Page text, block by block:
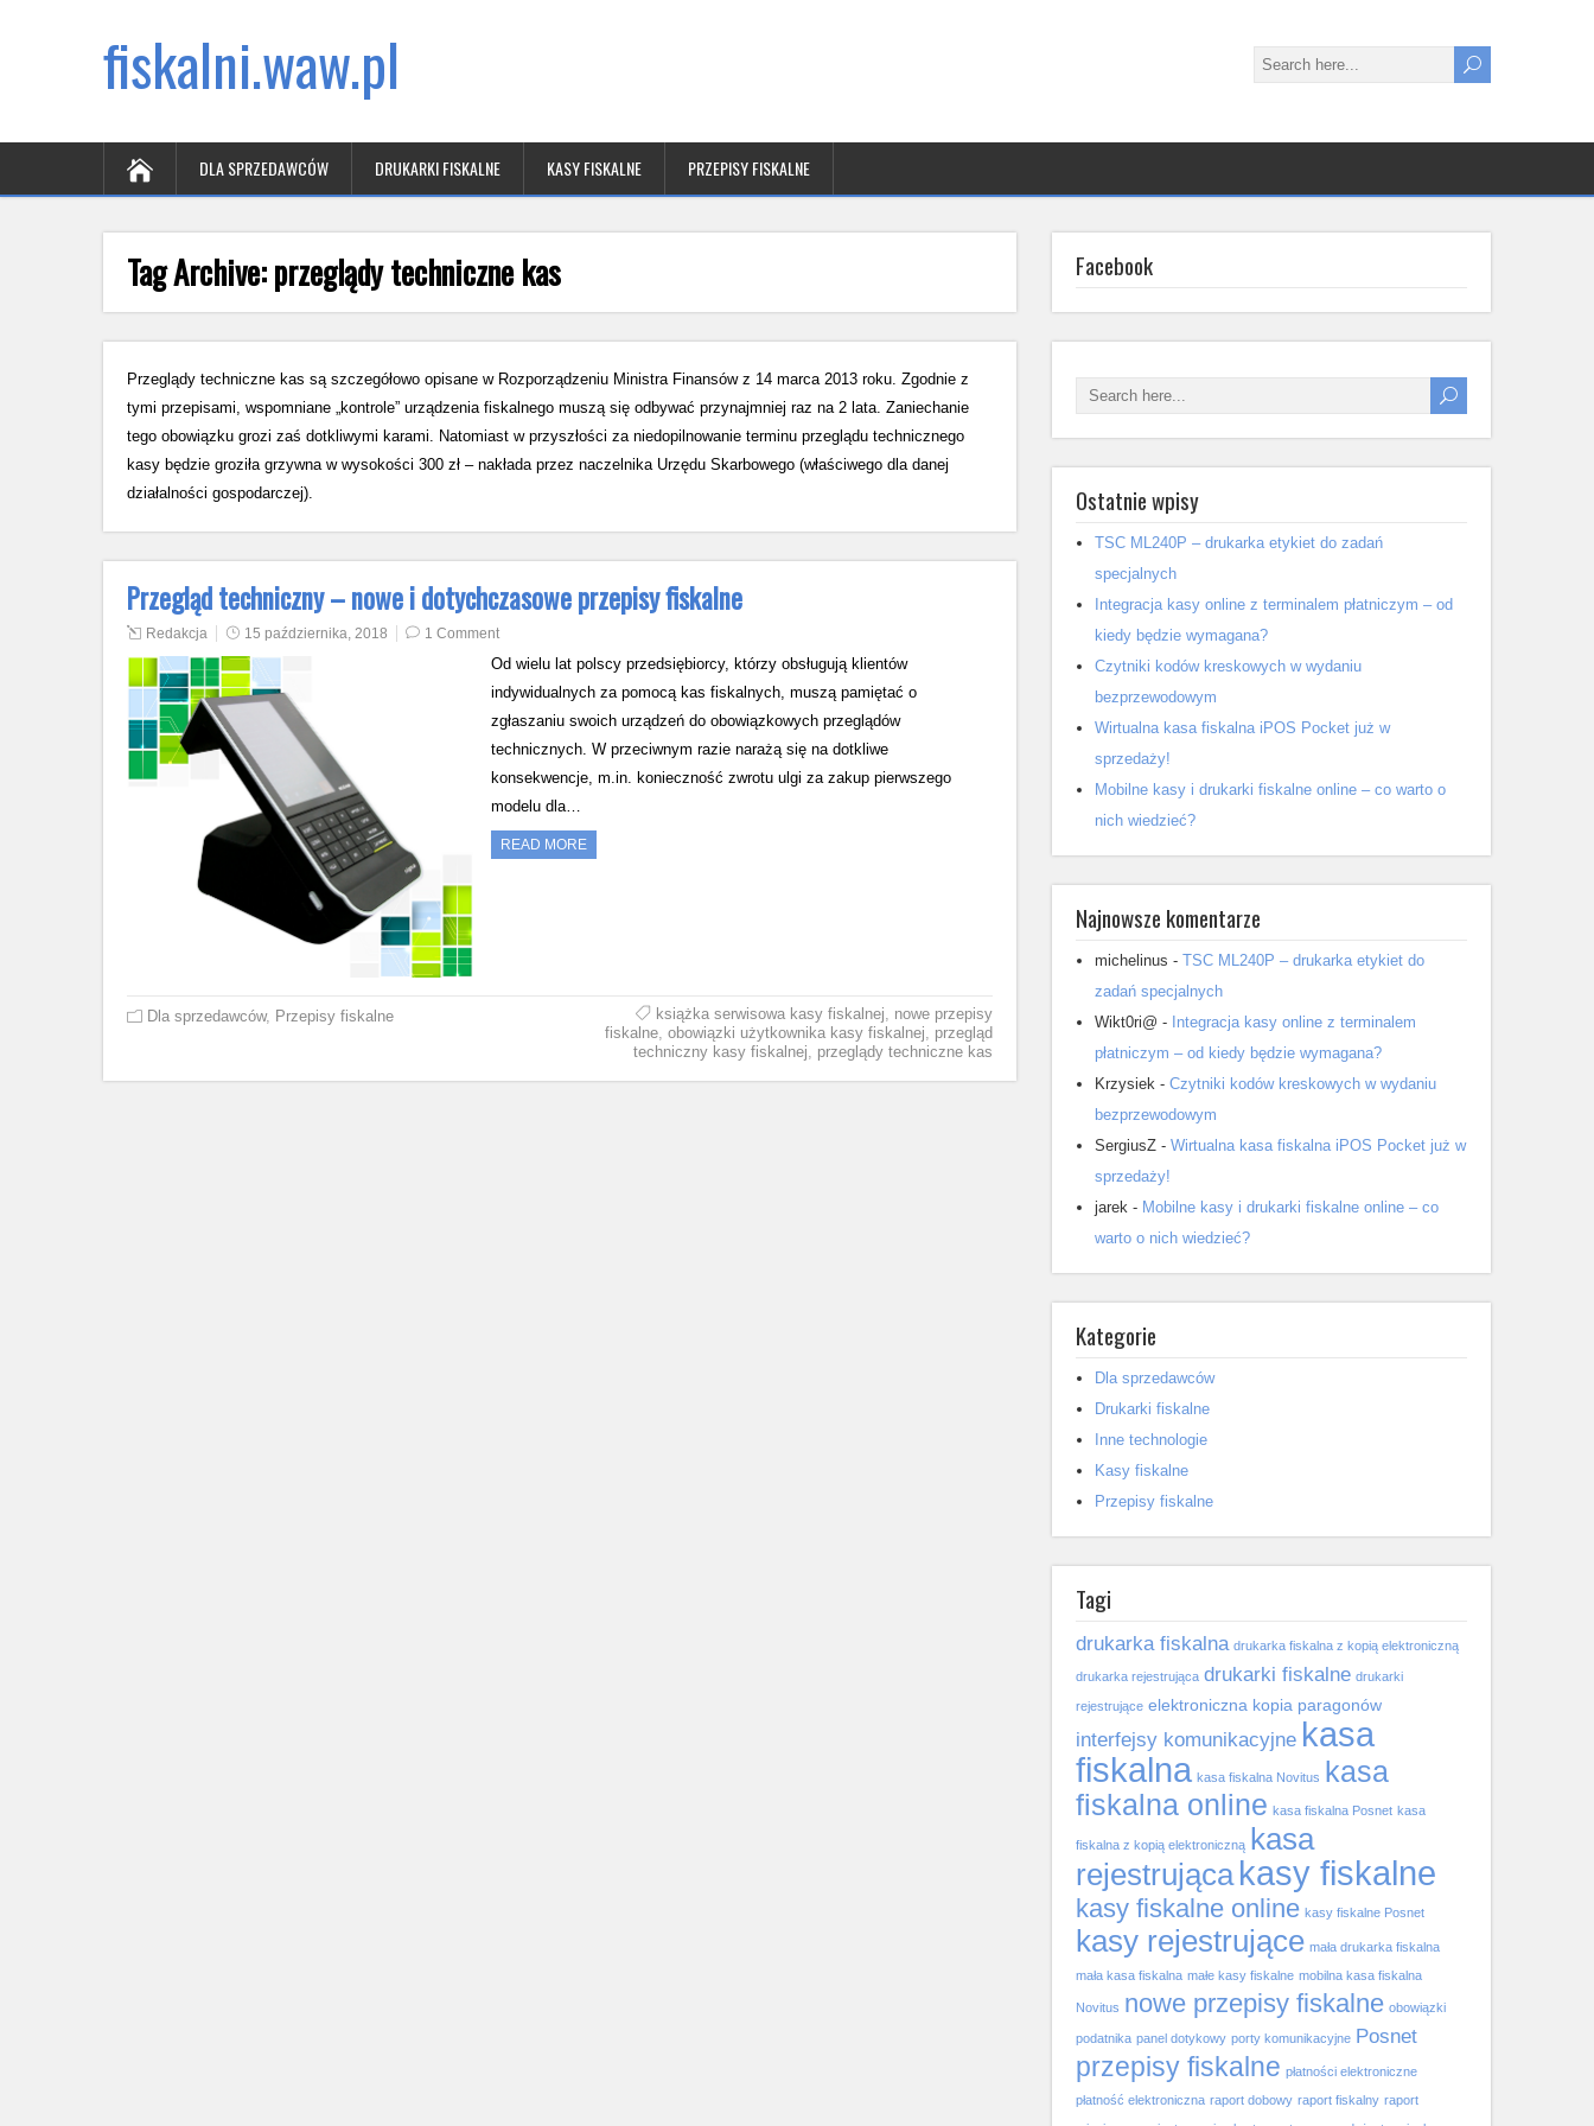
fiskalni.waw.pl
DLA SPRZEDAWCÓW DRUKARKI FISKALNE KASY FISKALNE PRZEPISY FISKALNE
Tag Archive:przeglądy techniczne kas
Przeglądy techniczne kas są szczegółowo opisane w Rozporządzeniu Ministra Finansów z 14 marca 2013 roku. Zgodnie z
tymi przepisami, wspomniane „kontrole” urządzenia fiskalnego muszą się odbywać przynajmniej raz na 2 lata. Zaniechanie
tego obowiązku grozi zaś dotkliwymi karami. Natomiast w przyszłości za niedopilnowanie terminu przeglądu technicznego
kasy będzie groziła grzywna w wysokości 300 zł – nakłada przez naczelnika Urzędu Skarbowego (właściwego dla danej
działalności gospodarczej).
Przegląd techniczny – nowe i dotychczasowe przepisy fiskalne
Redakcja 15 października, 2018 1 Comment
Od wielu lat polscy przedsiębiorcy, którzy obsługują klientów
indywidualnych za pomocą kas fiskalnych, muszą pamiętać o
zgłaszaniu swoich urządzeń do obowiązkowych przeglądów
technicznych. W przeciwnym razie narażą się na dotkliwe
konsekwencje, m.in. konieczność zwrotu ulgi za zakup pierwszego
modelu dla…
READ MORE
Dla sprzedawców, Przepisy fiskalne książka serwisowa kasy fiskalnej
nowe przepisy
fiskalne, obowiązki użytkownika kasy fiskalnej
przegląd
techniczny kasy fiskalnej
przeglądy techniczne kas
Facebook
Ostatnie wpisy
TSC ML240P – drukarka etykiet do zadań
specjalnych
Integracja kasy online z terminalem płatniczym – od
kiedy będzie wymagana?
Czytniki kodów kreskowych w wydaniu
bezprzewodowym
Wirtualna kasa fiskalna iPOS Pocket już w
sprzedaży!
Mobilne kasy i drukarki fiskalne online – co warto o
nich wiedzieć?
Najnowsze komentarze
michelinus - TSC ML240P – drukarka etykiet do
zadań specjalnych
Wikt0ri@ - Integracja kasy online z terminalem
płatniczym – od kiedy będzie wymagana?
Krzysiek - Czytniki kodów kreskowych w wydaniu
bezprzewodowym
SergiusZ - Wirtualna kasa fiskalna iPOS Pocket już w
sprzedaży!
jarek - Mobilne kasy i drukarki fiskalne online – co
warto o nich wiedzieć?
Kategorie
Dla sprzedawców
Drukarki fiskalne
Inne technologie
Kasy fiskalne
Przepisy fiskalne
Tagi
drukarka fiskalna drukarka fiskalna z kopią elektroniczną
drukarka rejestrująca drukarki fiskalne drukarki
rejestrujące elektroniczna kopia paragonów
interfejsy komunikacyjne kasa
fiskalna kasa fiskalna Novitus
kasa
fiskalna online kasa fiskalna Posnet kasa
fiskalna z kopią elektroniczną kasa
rejestrująca kasy fiskalne
kasy fiskalne online kasy fiskalne Posnet
kasy rejestrujące mała drukarka fiskalna
mała kasa fiskalna małe kasy fiskalne mobilna kasa fiskalna
Novitus nowe przepisy fiskalne obowiązki
podatnika panel dotykowy porty komunikacyjne Posnet
przepisy fiskalne płatności elektroniczne
płatność elektroniczna raport dobowy raport fiskalny raport